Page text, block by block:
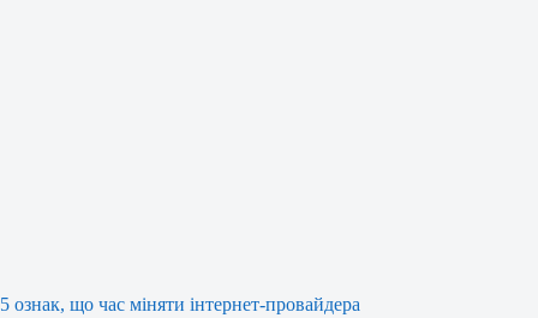
5 ознак, що час міняти інтернет-провайдера